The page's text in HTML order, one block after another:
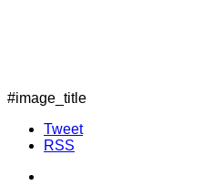
#image_title
Tweet
RSS